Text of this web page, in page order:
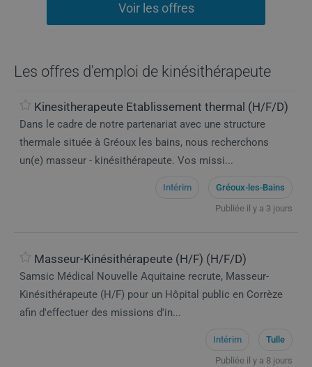
Voir les offres
Les offres d'emploi de kinésithérapeute
Kinesitherapeute Etablissement thermal (H/F/D)
Dans le cadre de notre partenariat avec une structure
thermale située à Gréoux les bains, nous recherchons
un(e) masseur - kinésithérapeute. Vos missi...
Intérim
Gréoux-les-Bains
Publiée il y a 3 jours
Masseur-Kinésithérapeute (H/F) (H/F/D)
Samsic Médical Nouvelle Aquitaine recrute, Masseur-
Kinésithérapeute (H/F) pour un Hôpital public en Corrèze
afin d'effectuer des missions d'in...
Intérim
Tulle
Publiée il y a 8 jours